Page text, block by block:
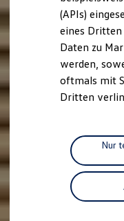
Räder
Zubehör
Digitale Extras
Handy
(APIs)
eines
Daten zu
werden,
oftmals mit
Dritten
Nur